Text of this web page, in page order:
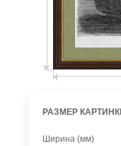
РАЗМЕР
Ширина (мм)